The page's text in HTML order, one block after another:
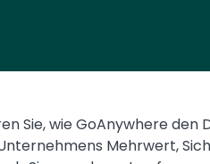
Sie, wie GoAnywhere
Mehrwert,